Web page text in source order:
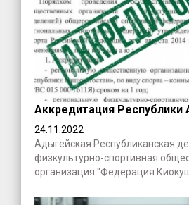
Аккредитация Республики
24.11.2022
Адыгейская Республиканская
физкультурно-спортивная
организация "Федерация